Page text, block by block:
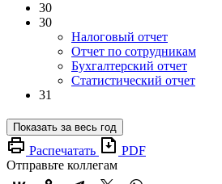
30
30
Налоговый отчет
Отчет по сотрудникам
Бухгалтерский отчет
Статистический отчет
31
Показать за весь год
Распечатать
PDF
Отправьте коллегам